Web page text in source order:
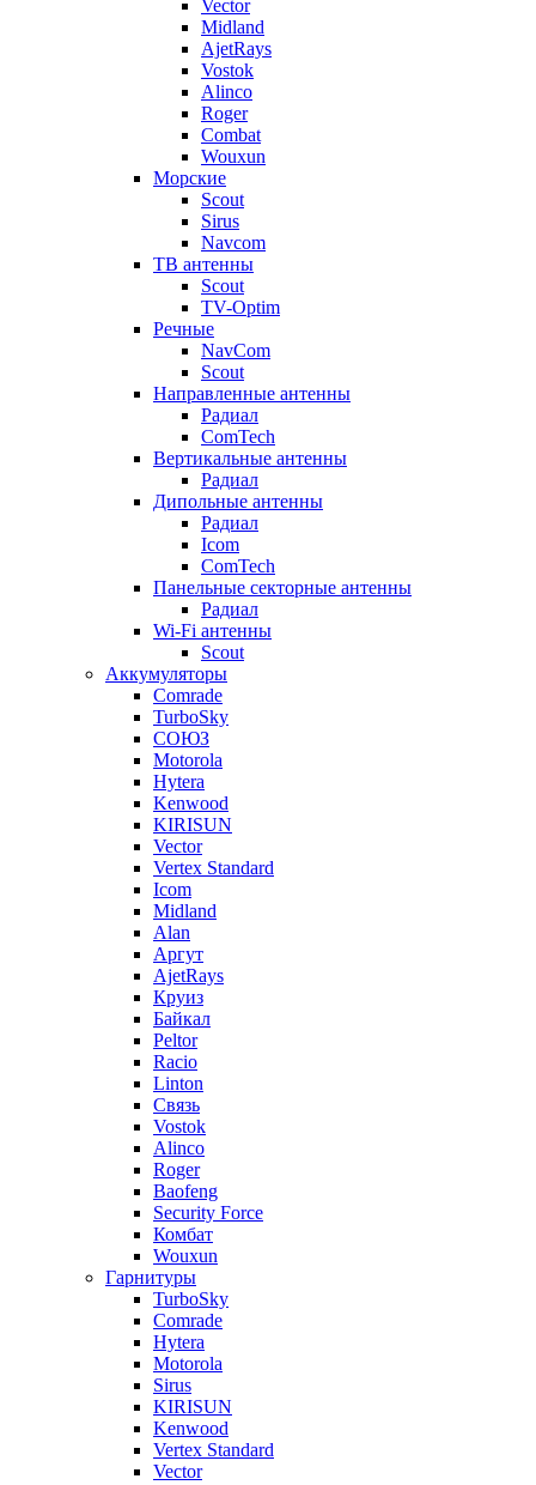
Vector
Midland
AjetRays
Vostok
Alinco
Roger
Combat
Wouxun
Морские
Scout
Sirus
Navcom
ТВ антенны
Scout
TV-Optim
Речные
NavCom
Scout
Направленные антенны
Радиал
ComTech
Вертикальные антенны
Радиал
Дипольные антенны
Радиал
Icom
ComTech
Панельные секторные антенны
Радиал
Wi-Fi антенны
Scout
Аккумуляторы
Comrade
TurboSky
СОЮЗ
Motorola
Hytera
Kenwood
KIRISUN
Vector
Vertex Standard
Icom
Midland
Alan
Аргут
AjetRays
Круиз
Байкал
Peltor
Racio
Linton
Связь
Vostok
Alinco
Roger
Baofeng
Security Force
Комбат
Wouxun
Гарнитуры
TurboSky
Comrade
Hytera
Motorola
Sirus
KIRISUN
Kenwood
Vertex Standard
Vector